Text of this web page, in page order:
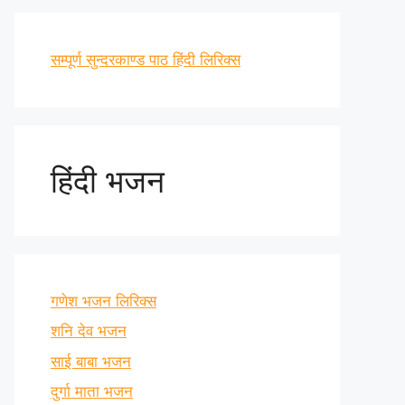
सम्पूर्ण सुन्दरकाण्ड पाठ हिंदी लिरिक्स
हिंदी भजन
गणेश भजन लिरिक्स
शनि देव भजन
साई बाबा भजन
दुर्गा माता भजन